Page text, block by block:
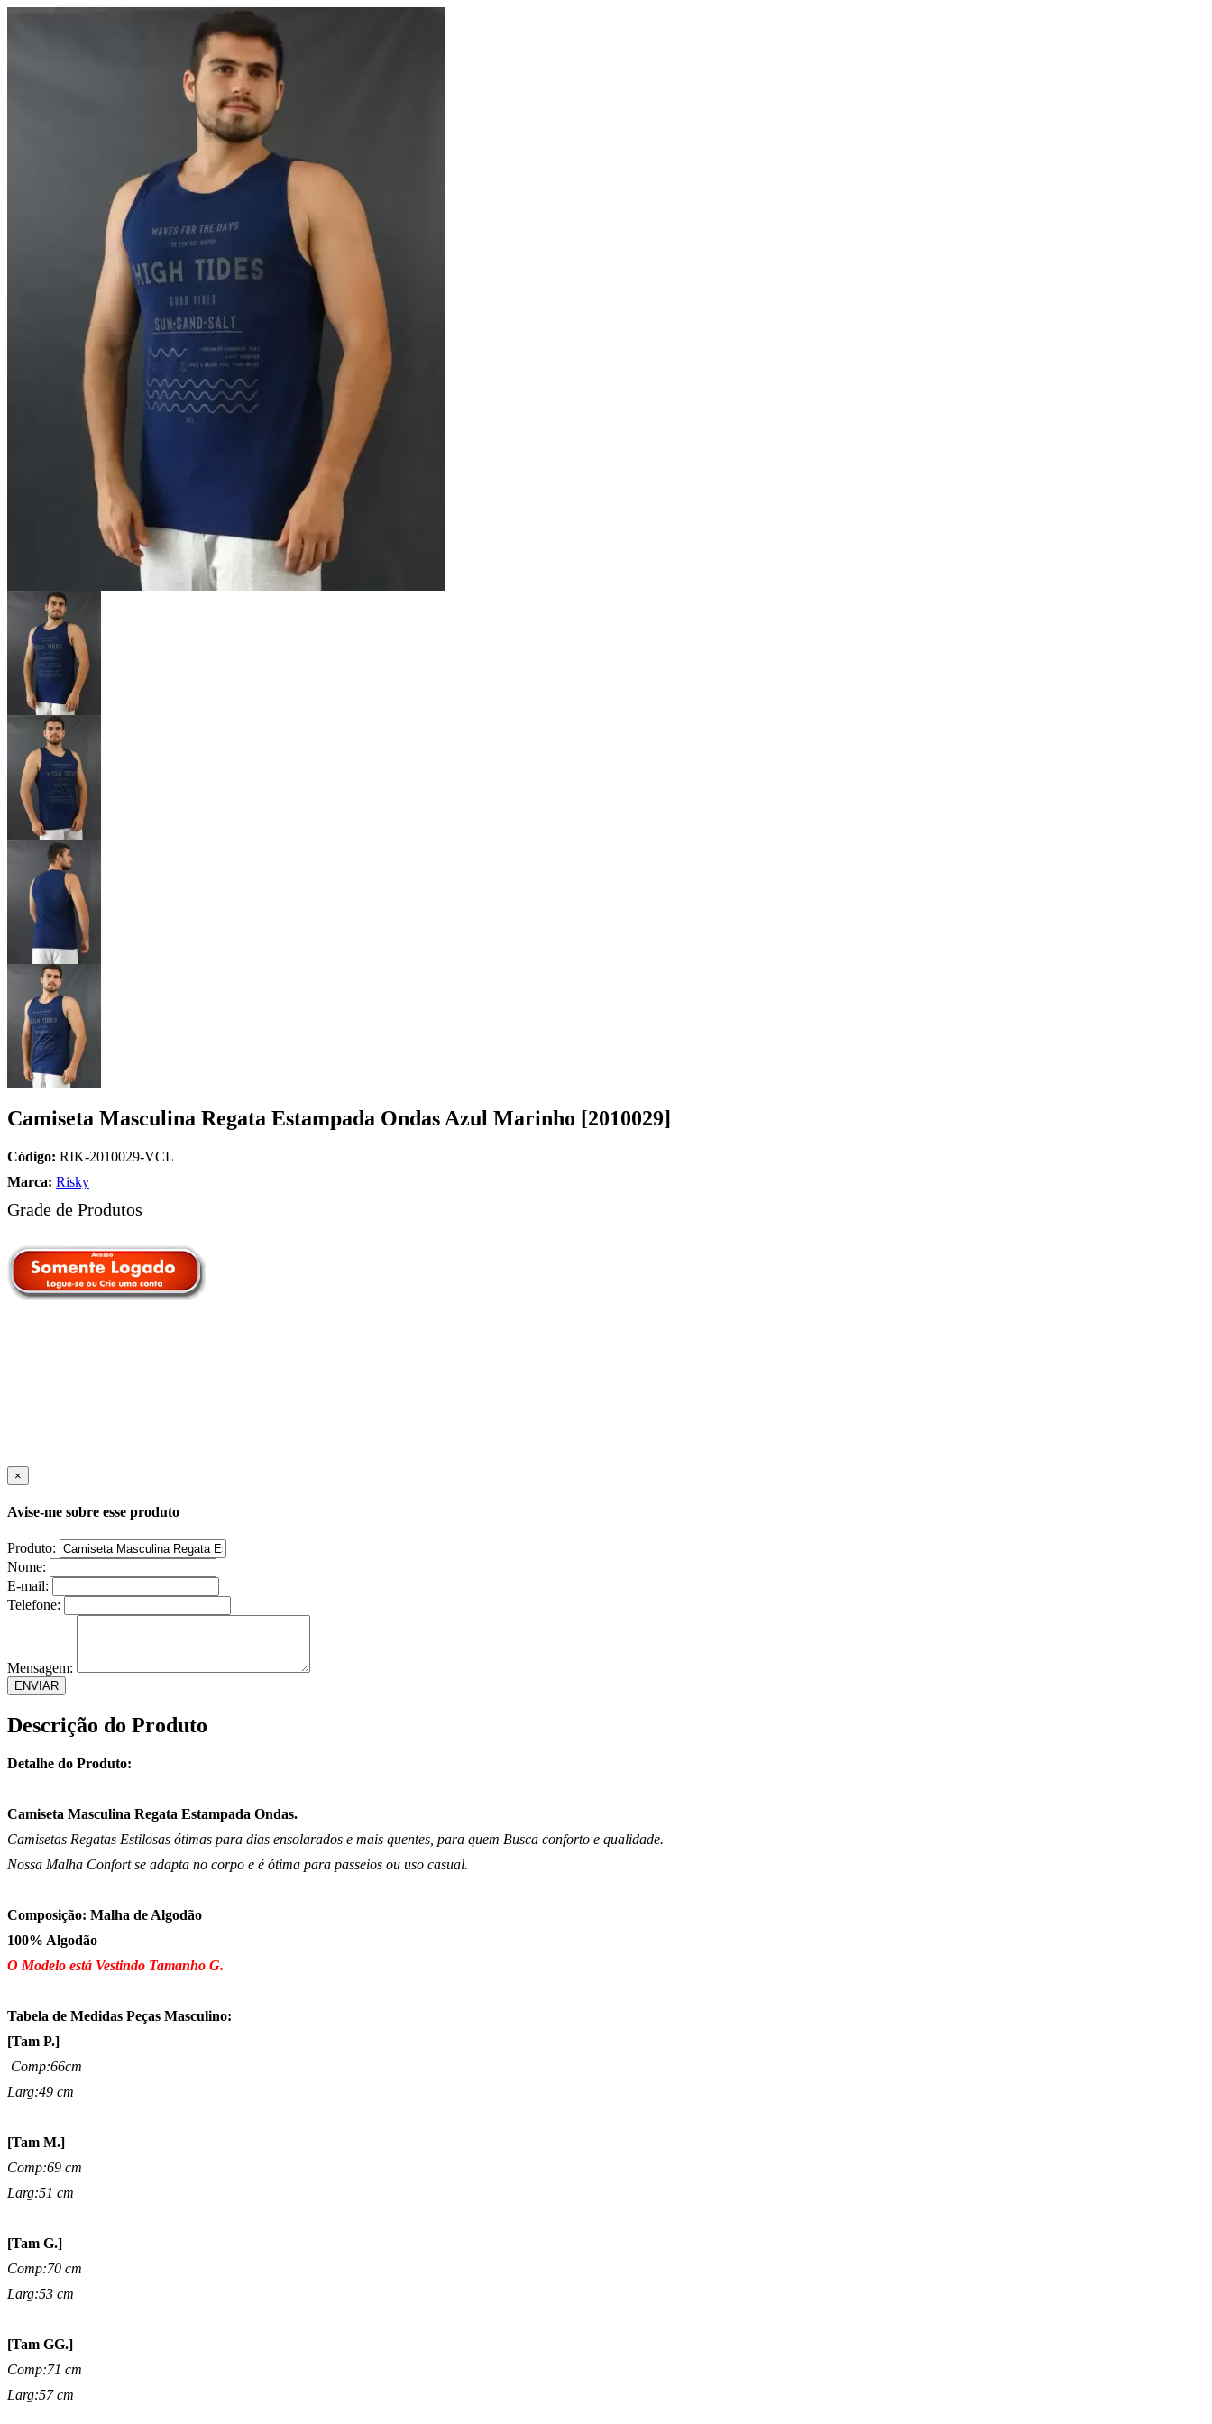
Camiseta Masculina Regata Estampada Ondas Azul Marinho [2010029]
Código: RIK-2010029-VCL
Marca: Risky
Grade de Produtos
×
Avise-me sobre esse produto
Produto:
Nome:
E-mail:
Telefone:
Mensagem:
Descrição do Produto
Detalhe do Produto:
Camiseta Masculina Regata Estampada Ondas.
Camisetas Regatas Estilosas ótimas para dias ensolarados e mais quentes, para quem Busca conforto e qualidade.
Nossa Malha Confort se adapta no corpo e é ótima para passeios ou uso casual.
Composição: Malha de Algodão
100% Algodão
O Modelo está Vestindo Tamanho G.
Tabela de Medidas Peças Masculino:
[Tam P.]
Comp:66cm
Larg:49 cm
[Tam M.]
Comp:69 cm
Larg:51 cm
[Tam G.]
Comp:70 cm
Larg:53 cm
[Tam GG.]
Comp:71 cm
Larg:57 cm